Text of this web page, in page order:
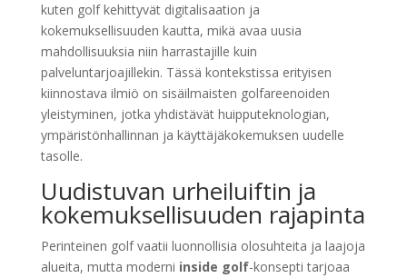
kuten golf kehittyvät digitalisaation ja
kokemuksellisuuden kautta, mikä avaa uusia
mahdollisuuksia niin harrastajille kuin
palveluntarjoajillekin. Tässä kontekstissa erityisen
kiinnostava ilmiö on sisäilmaisten golfareenoiden
yleistyminen, jotka yhdistävät huipputeknologian,
ympäristönhallinnan ja käyttäjäkokemuksen uudelle
tasolle.
Uudistuvan urheiluiftin ja
kokemuksellisuuden rajapinta
Perinteinen golf vaatii luonnollisia olosuhteita ja laajoja
alueita, mutta moderni inside golf-konsepti tarjoaa